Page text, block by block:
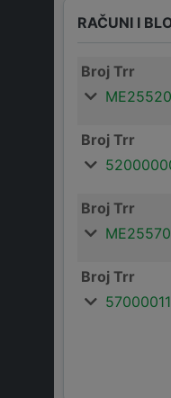
RAČUNI I
Broj Trr
Broj Trr
Broj Trr
Broj Trr